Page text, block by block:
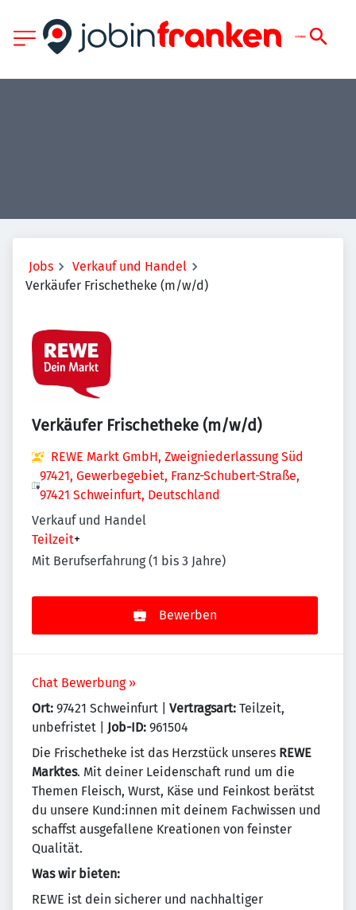
Jobs
Verkauf und Handel
Verkäufer Frischetheke (m/w/d)
Verkäufer Frischetheke (m/w/d)
REWE Markt GmbH, Zweigniederlassung Süd
97421, Gewerbegebiet, Franz-Schubert-Straße,
97421 Schweinfurt, Deutschland
Verkauf und Handel
Teilzeit+
Mit Berufserfahrung (1 bis 3 Jahre)
Bewerben
Chat Bewerbung »
Ort: 97421 Schweinfurt | Vertragsart: Teilzeit,
unbefristet | Job-ID: 961504
Die Frischetheke ist das Herzstück unseres REWE
Marktes. Mit deiner Leidenschaft rund um die
Themen Fleisch, Wurst, Käse und Feinkost berätst
du unsere Kund:innen mit deinem Fachwissen und
schaffst ausgefallene Kreationen von feinster
Qualität.
Was wir bieten:
REWE ist dein sicherer und nachhaltiger